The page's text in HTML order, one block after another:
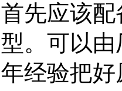
首先应该
型。可以
年经验把